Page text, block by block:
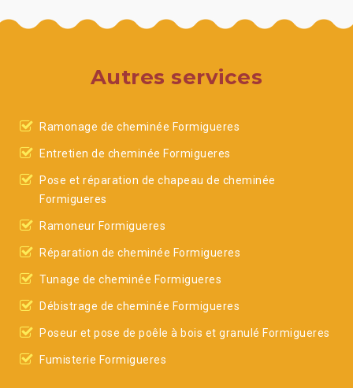
Autres services
Ramonage de cheminée Formigueres
Entretien de cheminée Formigueres
Pose et réparation de chapeau de cheminée
Formigueres
Ramoneur Formigueres
Réparation de cheminée Formigueres
Tunage de cheminée Formigueres
Débistrage de cheminée Formigueres
Poseur et pose de poêle à bois et granulé Formigueres
Fumisterie Formigueres